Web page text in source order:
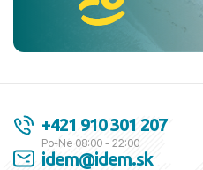
+421 910 301 207
Po-Ne 08:00 - 22:00
idem@idem.sk